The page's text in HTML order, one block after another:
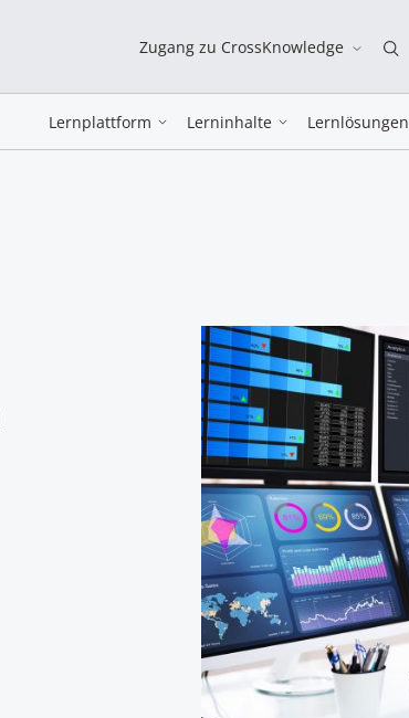
Zugang zu CrossKnowledge
Lernplattform Lerninhalte Lernlösungen